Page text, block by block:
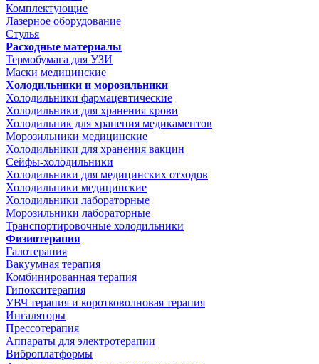
Комплектующие
Лазерное оборудование
Стулья
Расходные материалы
Термобумага для УЗИ
Маски медицинские
Холодильники и морозильники
Холодильники фармацевтические
Холодильники для хранения крови
Холодильник для хранения медикаментов
Морозильники медицинские
Холодильники для хранения вакцин
Сейфы-холодильники
Холодильники для медицинских отходов
Холодильники медицинские
Холодильники лабораторные
Морозильники лабораторные
Транспортировочные холодильники
Физиотерапия
Галотерапия
Вакуумная терапия
Комбинированная терапия
Гипокситерапия
УВЧ терапия и коротковолновая терапия
Ингаляторы
Прессотерапия
Аппараты для электротерапии
Виброплатформы